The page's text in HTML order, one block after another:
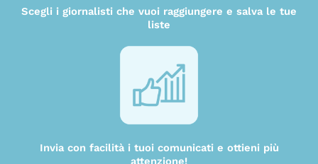
Scegli i giornalisti che vuoi raggiungere e salva le tue
liste
Invia con facilità i tuoi comunicati e ottieni più
attenzione!